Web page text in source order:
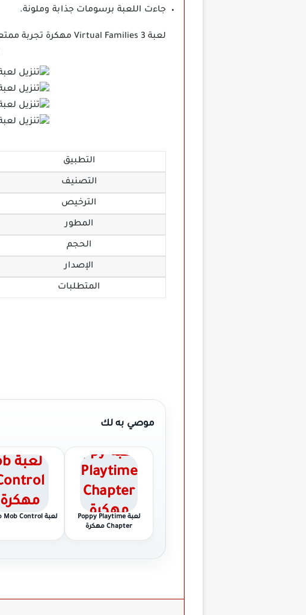
جاءت اللعبة برسومات جذابة وملونة.
لعبة Virtual Families 3 مهكرة تجربة ممتعة ومثيرة للاهتمام لمحبي الألعاب الاستراتيجية والمحاكاة الافتراضية.
التطبيق
التصنيف
الترخيص
المطور
الحجم
الإصدار
المتطلبات
موصي به لك
لعبة Poppy Playtime
Chapter مهكرة
لعبة Mob Control مهكرة